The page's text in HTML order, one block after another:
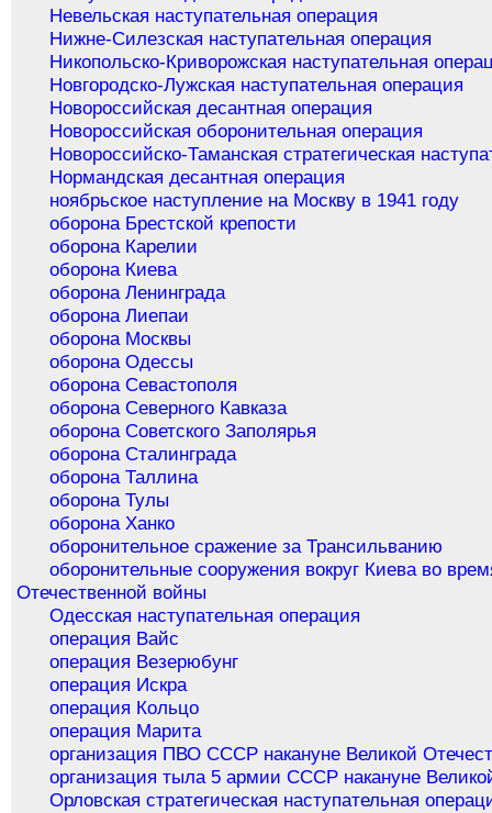
Невельская наступательная операция
Нижне-Силезская наступательная операция
Никопольско-Криворожская наступательная
Новгородско-Лужская наступательная операция
Новороссийская десантная операция
Новороссийская оборонительная операция
Новороссийско-Таманская стратегическая
Нормандская десантная операция
ноябрьское наступление на Москву в 1941 году
оборона Брестской крепости
оборона Карелии
оборона Киева
оборона Ленинграда
оборона Лиепаи
оборона Москвы
оборона Одессы
оборона Севастополя
оборона Северного Кавказа
оборона Советского Заполярья
оборона Сталинграда
оборона Таллина
оборона Тулы
оборона Ханко
оборонительное сражение за Трансильванию
оборонительные сооружения вокруг Киева во
Отечественной войны
Одесская наступательная операция
операция Вайс
операция Везерюбунг
операция Искра
операция Кольцо
операция Марита
организация ПВО СССР накануне Великой
организация тыла 5 армии СССР накануне
Орловская стратегическая наступательная